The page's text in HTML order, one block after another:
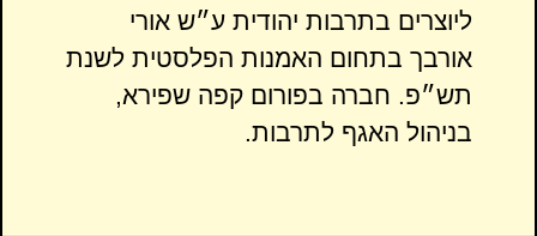
ליוצרים בתרבות יהודית ע״ש אורי
אורבך בתחום האמנות הפלסטית לשנת
תש״פ. חברה בפורום קפה שפירא,
בניהול האגף לתרבות.